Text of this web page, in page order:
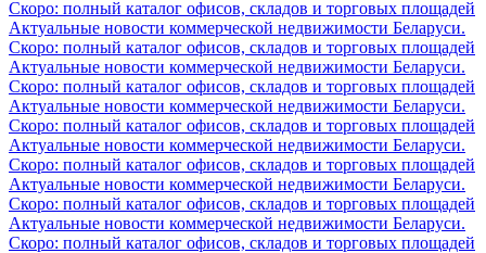
Скоро: полный каталог офисов, складов и торговых площадей
Актуальные новости коммерческой недвижимости Беларуси.
Скоро: полный каталог офисов, складов и торговых площадей
Актуальные новости коммерческой недвижимости Беларуси.
Скоро: полный каталог офисов, складов и торговых площадей
Актуальные новости коммерческой недвижимости Беларуси.
Скоро: полный каталог офисов, складов и торговых площадей
Актуальные новости коммерческой недвижимости Беларуси.
Скоро: полный каталог офисов, складов и торговых площадей
Актуальные новости коммерческой недвижимости Беларуси.
Скоро: полный каталог офисов, складов и торговых площадей
Актуальные новости коммерческой недвижимости Беларуси.
Скоро: полный каталог офисов, складов и торговых площадей